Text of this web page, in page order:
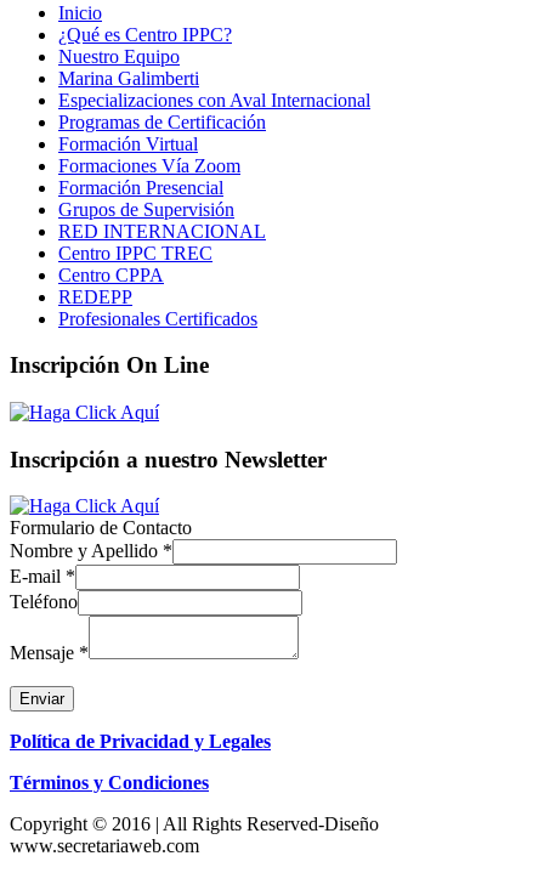
Inicio
¿Qué es Centro IPPC?
Nuestro Equipo
Marina Galimberti
Especializaciones con Aval Internacional
Programas de Certificación
Formación Virtual
Formaciones Vía Zoom
Formación Presencial
Grupos de Supervisión
RED INTERNACIONAL
Centro IPPC TREC
Centro CPPA
REDEPP
Profesionales Certificados
Inscripción On Line
Inscripción a nuestro Newsletter
Formulario de Contacto
Nombre y Apellido *
E-mail *
Teléfono
Mensaje *
Enviar
Política de Privacidad y Legales
Términos y Condiciones
Copyright © 2016 | All Rights Reserved-Diseño
www.secretariaweb.com